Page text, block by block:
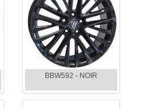
BBW592 - NOIR